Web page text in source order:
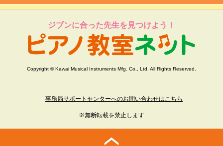
ジブンに合った先生を見つけよう！
Copyright © Kawai Musical Instruments Mfg. Co., Ltd. All Rights Reserved.
事務局サポートセンターへのお問い合わせはこちら
※無断転載を禁止します